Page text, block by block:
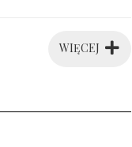
WIĘCEJ